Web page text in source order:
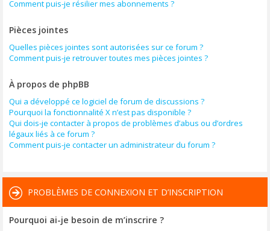
Comment puis-je résilier mes abonnements ?
Pièces jointes
Quelles pièces jointes sont autorisées sur ce forum ?
Comment puis-je retrouver toutes mes pièces jointes ?
À propos de phpBB
Qui a développé ce logiciel de forum de discussions ?
Pourquoi la fonctionnalité X n’est pas disponible ?
Qui dois-je contacter à propos de problèmes d’abus ou d’ordres
légaux liés à ce forum ?
Comment puis-je contacter un administrateur du forum ?
PROBLÈMES DE CONNEXION ET D’INSCRIPTION
Pourquoi ai-je besoin de m’inscrire ?